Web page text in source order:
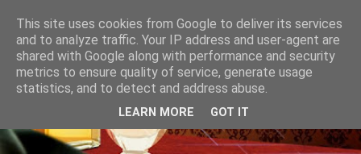
This site uses cookies from Google to deliver its services
and to analyze traffic. Your IP address and user-agent are
shared with Google along with performance and security
metrics to ensure quality of service, generate usage
statistics, and to detect and address abuse.
LEARN MORE GOT IT